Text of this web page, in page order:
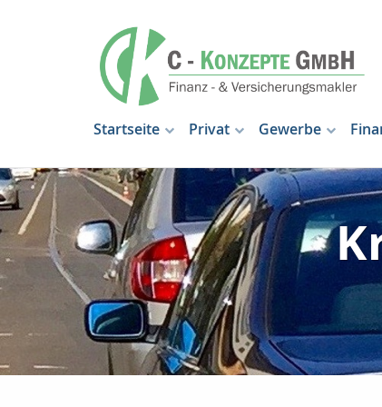
Startseite Privat Gewerbe